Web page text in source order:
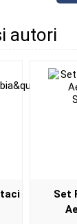
autori
Set